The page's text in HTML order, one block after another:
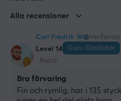
Alla recensioner
Carl Fredrik W
Level 14
Guru Gladiator
Retro
Bra förvaring
Fin och rymlig, har i 135